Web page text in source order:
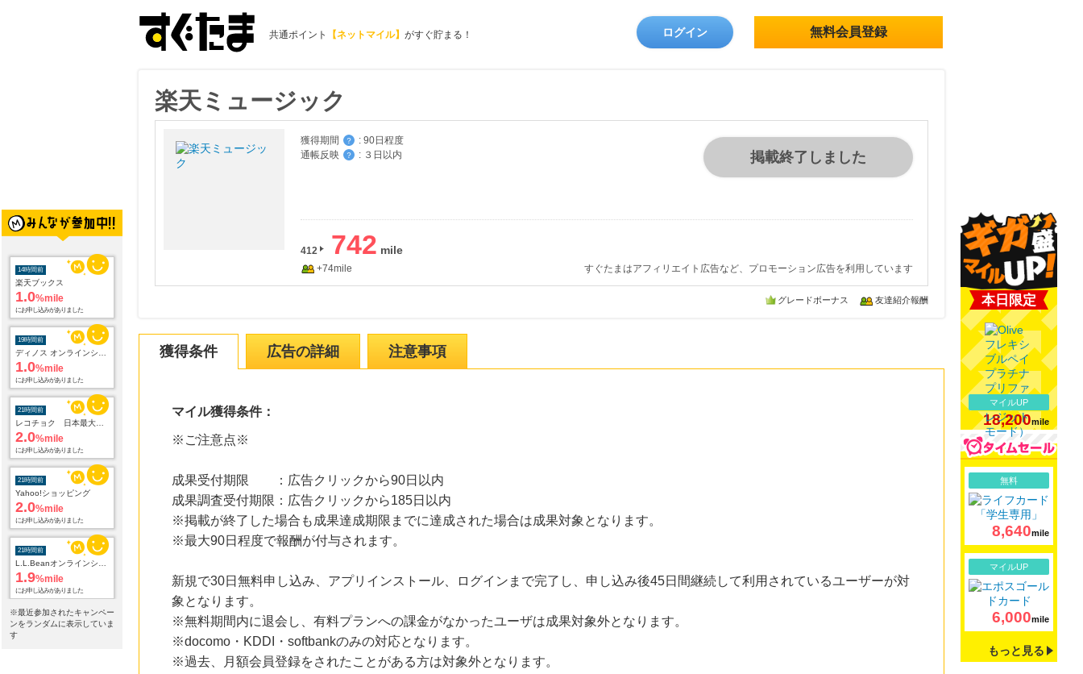
共通ポイント 【ネットマイル】 がすぐ貯まる！ ログイン 無料会員登録
14時間前
楽天ブックス
1.0%mile
にお申し込みがありました
19時間前
1.0%mile
にお申し込みがありました
21時間前
2.0%mile
にお申し込みがありました
21時間前
Yahoo!ショッピング
2.0%mile
にお申し込みがありました
21時間前
1.9%mile
にお申し込みがありました
21時間前
ORBIS オルビス
※最近参加されたキャンペー
ンをランダムに表示していま
す
楽天ミュージック
獲得期間 ？ : 90日程度
通帳反映
？ : ３日以内 掲載終了しました
412 742
+74mile すぐたまはアフィリエイト広告など、プロモーション広告を利用しています
グレードボーナス 友達紹介報酬
獲得条件 広告の詳細 注意事項
マイル獲得条件：
※ご注意点※
成果受付期限 ：広告クリックから90日以内
成果調査受付期限：広告クリックから185日以内
※掲載が終了した場合も成果達成期限までに達成された場合は成果対象となります。
※最大90日程度で報酬が付与されます。
新規で30日無料申し込み、アプリインストール、ログインまで完了し、申し込み後45日間継続して利用されているユーザーが対
象となります。
※無料期間内に退会し、有料プランへの課金がなかったユーザは成果対象外となります。
※docomo・KDDI・softbankのみの対応となります。
※過去、月額会員登録をされたことがある方は対象外となります。
本日限定
マイルUP
18,200mile
無料
8,640mile
マイルUP
6,000mile
もっと見る